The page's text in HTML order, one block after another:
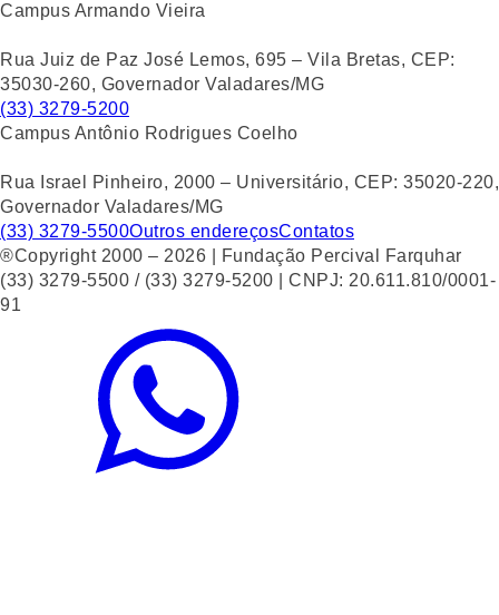
Campus Armando Vieira
Rua Juiz de Paz José Lemos, 695 – Vila Bretas, CEP:
35030-260, Governador Valadares/MG
(33) 3279-5200
Campus Antônio Rodrigues Coelho
Rua Israel Pinheiro, 2000 – Universitário, CEP: 35020-220,
Governador Valadares/MG
(33) 3279-5500Outros endereçosContatos
®Copyright 2000 – 2026 | Fundação Percival Farquhar
(33) 3279-5500 / (33) 3279-5200 | CNPJ: 20.611.810/0001-
91